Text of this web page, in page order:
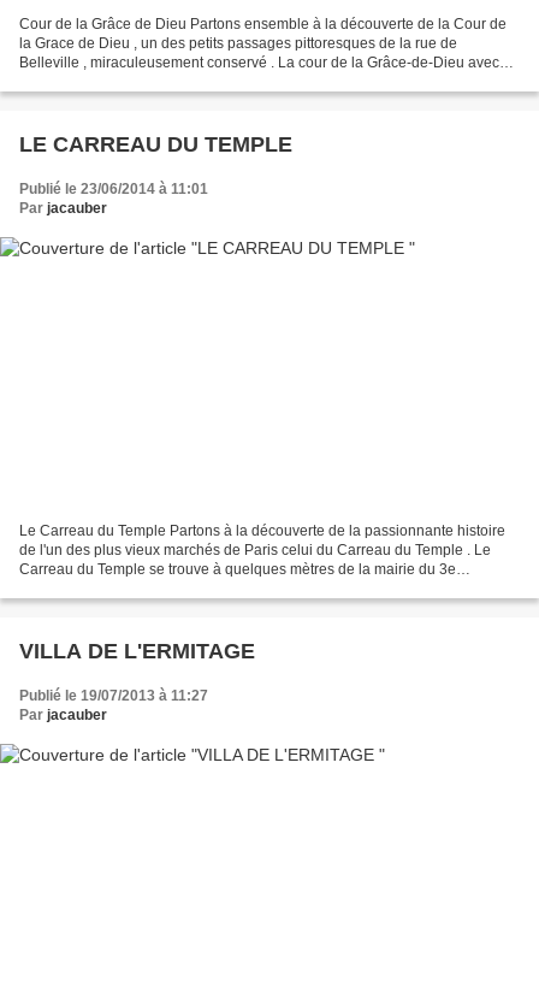
Cour de la Grâce de Dieu Partons ensemble à la découverte de la Cour de
la Grace de Dieu , un des petits passages pittoresques de la rue de
Belleville , miraculeusement conservé . La cour de la Grâce-de-Dieu avec
LE CARREAU DU TEMPLE
Publié le 23/06/2014 à 11:01
Par jacauber
Le Carreau du Temple Partons à la découverte de la passionnante histoire
de l'un des plus vieux marchés de Paris celui du Carreau du Temple . Le
Carreau du Temple se trouve à quelques mètres de la mairie du 3e
VILLA DE L'ERMITAGE
Publié le 19/07/2013 à 11:27
Par jacauber